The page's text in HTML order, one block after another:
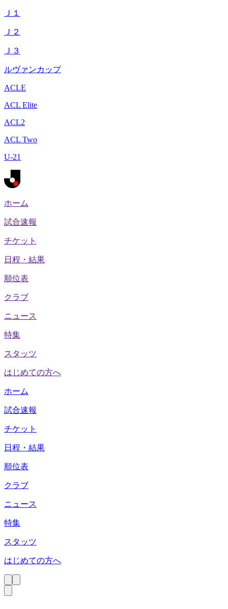
Ｊ１
Ｊ２
Ｊ３
ルヴァンカップ
ACLE
ACL Elite
ACL2
ACL Two
U-21
ホーム
試合速報
チケット
日程・結果
順位表
クラブ
ニュース
特集
スタッツ
はじめての方へ
ホーム
試合速報
チケット
日程・結果
順位表
クラブ
ニュース
特集
スタッツ
はじめての方へ